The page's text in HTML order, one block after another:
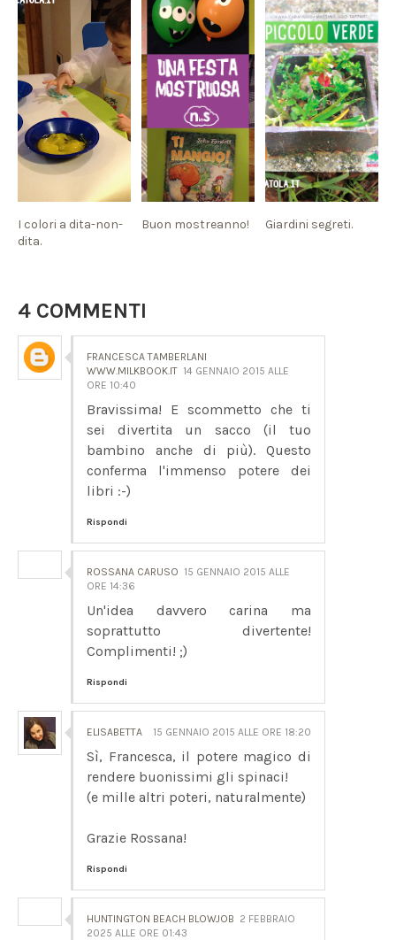
I colori a dita-non-
dita.
Buon mostreanno! Giardini segreti.
4 COMMENTI
FRANCESCA TAMBERLANI
WWW.MILKBOOK.IT 14 GENNAIO 2015 ALLE
ORE 10:40
Bravissima! E scommetto che ti
sei divertita un sacco (il tuo
bambino anche di più). Questo
conferma l'immenso potere dei
libri :-)
Rispondi
ROSSANA CARUSO 15 GENNAIO 2015 ALLE
ORE 14:36
Un'idea davvero carina ma
soprattutto divertente!
Complimenti! ;)
Rispondi
ELISABETTA 15 GENNAIO 2015 ALLE ORE 18:20
Sì, Francesca, il potere magico di
rendere buonissimi gli spinaci!
(e mille altri poteri, naturalmente)
Grazie Rossana!
Rispondi
HUNTINGTON BEACH BLOWJOB 2 FEBBRAIO
2025 ALLE ORE 01:43